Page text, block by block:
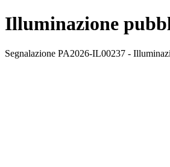
Illuminazione
Segnalazione PA2026-IL00237 -